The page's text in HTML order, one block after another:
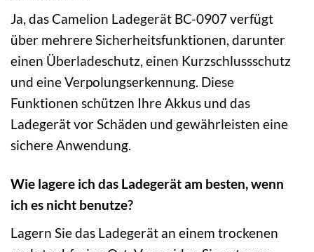
Ja, das Camelion Ladegerät BC-0907 verfügt
über mehrere Sicherheitsfunktionen, darunter
einen Überladeschutz, einen Kurzschlussschutz
und eine Verpolungserkennung. Diese
Funktionen schützen Ihre Akkus und das
Ladegerät vor Schäden und gewährleisten eine
sichere Anwendung.
Wie lagere ich das Ladegerät am besten, wenn
ich es nicht benutze?
Lagern Sie das Ladegerät an einem trockenen